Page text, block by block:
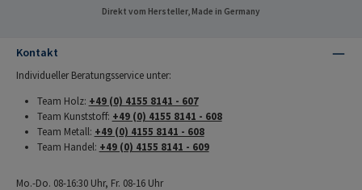
Direkt vom Hersteller, Made in Germany
Kontakt
Individueller Beratungsservice unter:
Team Holz: +49 (0) 4155 8141 - 607
Team Kunststoff: +49 (0) 4155 8141 - 608
Team Metall: +49 (0) 4155 8141 - 608
Team Handel: +49 (0) 4155 8141 - 609
Mo.-Do. 08-16:30 Uhr, Fr. 08-16 Uhr